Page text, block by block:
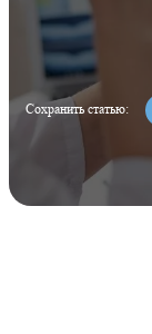
Сохранить статью: